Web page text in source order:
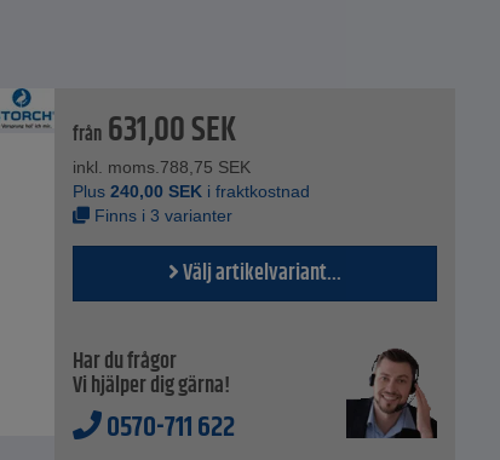
från 631,00SEK
inkl. moms. 788,75 SEK
Plus240,00 SEK i fraktkostnad
Finns i 3 varianter
Välj artikelvariant...
Har du frågor
Vi hjälper dig gärna!
0570-711 622